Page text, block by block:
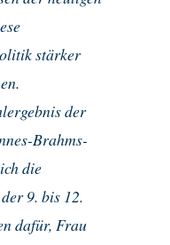
stärker
der
Brahms-
die
9. bis 12.
dafür, Frau